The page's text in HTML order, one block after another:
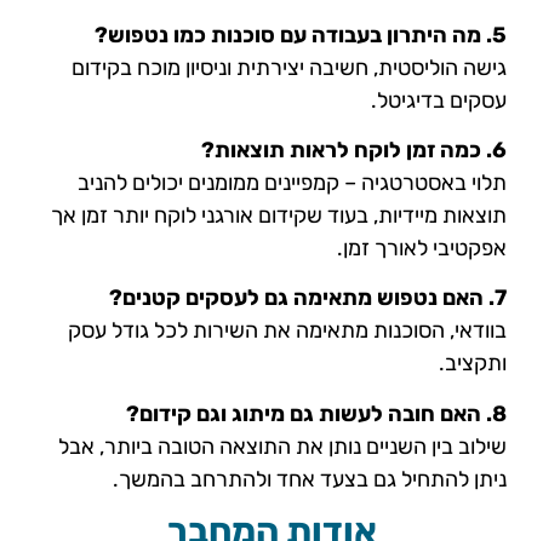
5. מה היתרון בעבודה עם סוכנות כמו נטפוש?
גישה הוליסטית, חשיבה יצירתית וניסיון מוכח בקידום
עסקים בדיגיטל.
6. כמה זמן לוקח לראות תוצאות?
תלוי באסטרטגיה – קמפיינים ממומנים יכולים להניב
תוצאות מיידיות, בעוד שקידום אורגני לוקח יותר זמן אך
אפקטיבי לאורך זמן.
7. האם נטפוש מתאימה גם לעסקים קטנים?
בוודאי, הסוכנות מתאימה את השירות לכל גודל עסק
ותקציב.
8. האם חובה לעשות גם מיתוג וגם קידום?
שילוב בין השניים נותן את התוצאה הטובה ביותר, אבל
ניתן להתחיל גם בצעד אחד ולהתרחב בהמשך.
אודות המחבר